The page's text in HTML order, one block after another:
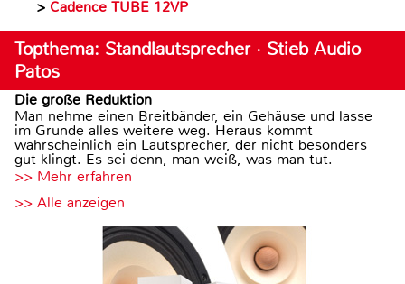
> Cadence TUBE 12VP
Topthema: Standlautsprecher · Stieb Audio
Patos
Die große Reduktion
Man nehme einen Breitbänder, ein Gehäuse und lasse
im Grunde alles weitere weg. Heraus kommt
wahrscheinlich ein Lautsprecher, der nicht besonders
gut klingt. Es sei denn, man weiß, was man tut.
>> Mehr erfahren
>> Alle anzeigen